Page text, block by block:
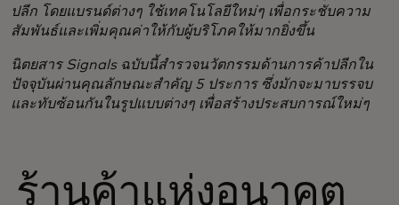
ปลีก โดยแบรนด์ต่างๆ ใช้เทคโนโลยีใหม่ๆ เพื่อกระชับความ
สัมพันธ์และเพิ่มคุณค่าให้กับผู้บริโภคให้มากยิ่งขึ้น
​นิตยสาร Signals ฉบับนี้สำรวจนวัตกรรมด้านการค้าปลีกใน
ปัจจุบันผ่านคุณลักษณะสำคัญ 5 ประการ ซึ่งมักจะมาบรรจบ
และทับซ้อนกันในรูปแบบต่างๆ เพื่อสร้างประสบการณ์ใหม่ๆ
ร้านค้าแห่งอนาคต